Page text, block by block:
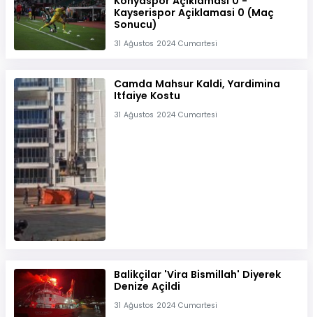
Kayserispor Açiklamasi 0 (Maç
Sonucu)
31 Ağustos 2024 Cumartesi
Camda Mahsur Kaldi, Yardimina
Itfaiye Kostu
31 Ağustos 2024 Cumartesi
Balikçilar 'Vira Bismillah' Diyerek
Denize Açildi
31 Ağustos 2024 Cumartesi